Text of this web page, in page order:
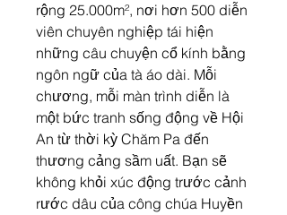
rộng 25.000m², nơi hơn 500 diễn
viên chuyên nghiệp tái hiện
những câu chuyện cổ kính bằng
ngôn ngữ của tà áo dài. Mỗi
chương, mỗi màn trình diễn là
một bức tranh sống động về Hội
An từ thời kỳ Chăm Pa đến
thương cảng sầm uất. Bạn sẽ
không khỏi xúc động trước cảnh
rước dâu của công chúa Huyền